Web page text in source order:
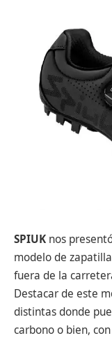
SPIUK nos
modelo de
fuera de la
Destacar de este
distintas donde
carbono o bien,